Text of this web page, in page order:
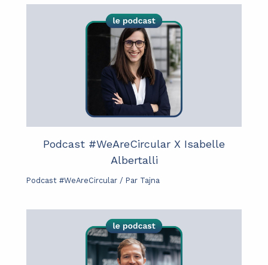
Podcast #WeAreCircular X Isabelle
Albertalli
Podcast #WeAreCircular / Par Tajna